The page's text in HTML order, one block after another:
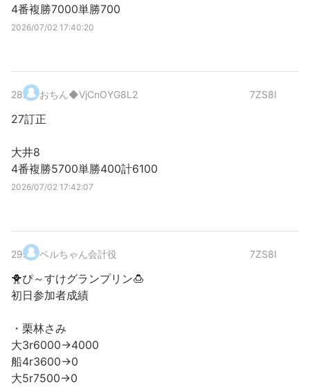
4番複勝7000単勝700
2026/07/02 17:40:20
28. おちん◆VjCnOYG8L2 7ZS8I
27訂正
大井8
4番複勝5700単勝400計6100
2026/07/02 17:42:07
29. ベルちゃん会計役 7ZS8I
🐥ぴ～すけグランプリン🍮
初日参加者成績
・栗林さみ
大3r6000→4000
船4r3600→0
大5r7500→0